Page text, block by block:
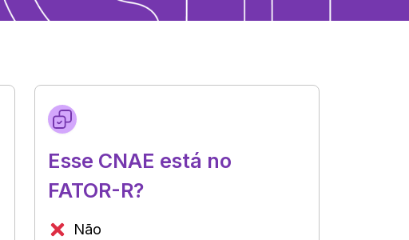
Esse CNAE está no
FATOR-R?
Não